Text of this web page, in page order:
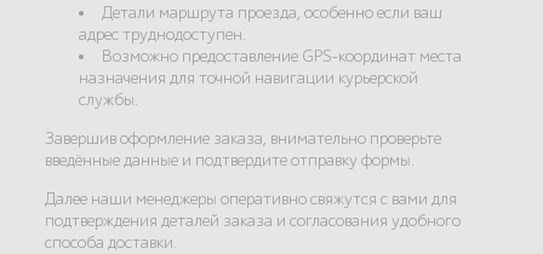
Детали маршрута проезда, особенно если ваш
адрес труднодоступен.
Возможно предоставление GPS-координат места
назначения для точной навигации курьерской
службы.
Завершив оформление заказа, внимательно проверьте
введённые данные и подтвердите отправку формы.
Далее наши менеджеры оперативно свяжутся с вами для
подтверждения деталей заказа и согласования удобного
способа доставки.